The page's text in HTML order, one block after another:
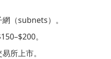
（subnets）。
。
所上市。